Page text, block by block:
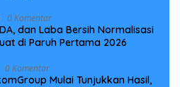
0 Komentar
dan Laba Bersih Normalisasi
di Paruh Pertama 2026
0 Komentar
Mulai Tunjukkan Hasil,